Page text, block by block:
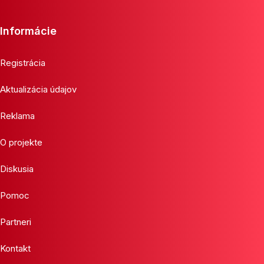
Informácie
Registrácia
Aktualizácia údajov
Reklama
O projekte
Diskusia
Pomoc
Partneri
Kontakt